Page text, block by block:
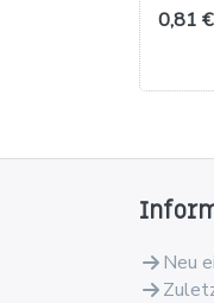
0,81
Neu